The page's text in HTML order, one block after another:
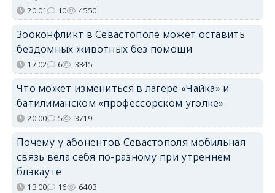
20:01 10 4550
Зооконфликт в Севастополе может оставить
бездомных животных без помощи
17:02 6 3345
Что может измениться в лагере «Чайка» и
батилиманском «профессорском уголке»
20:00 5 3719
Почему у абонентов Севастополя мобильная
связь вела себя по-разному при утреннем
блэкауте
13:00 16 6403